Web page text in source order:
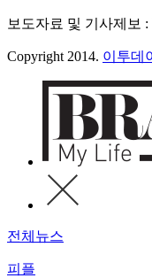
보도자료 및 기사제보 :
Copyright 2014. 이투데
전체뉴스
피플